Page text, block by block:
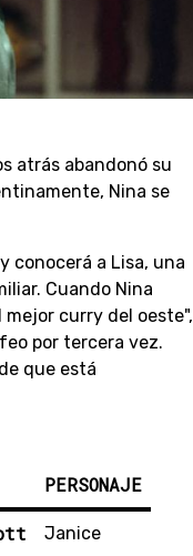
atrás abandonó su
Nina se
conocerá a Lisa, una
Cuando Nina
curry del oeste",
por tercera vez.
que está
PERSONAJE
Janice